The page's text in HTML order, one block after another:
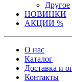
Другое
НОВИНКИ
АКЦИИ %
О нас
Каталог
Доставка и
Контакты